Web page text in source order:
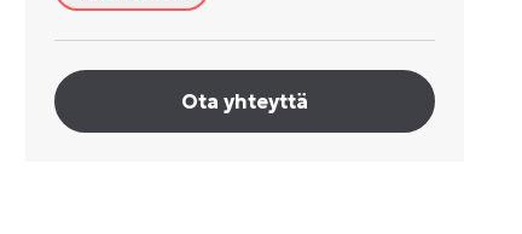
Ota yhteyttä